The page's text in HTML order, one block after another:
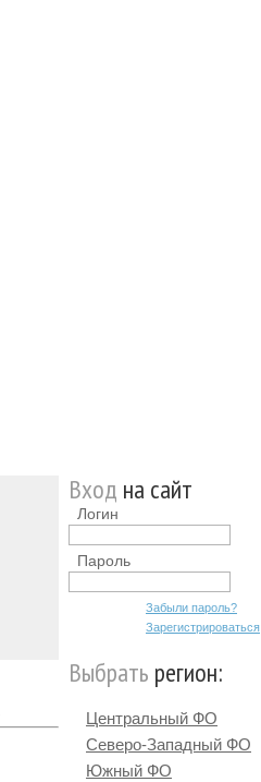
Вход на сайт
Логин
Пароль
Забыли пароль?
Зарегистрироваться
Выбрать регион:
Центральный ФО
Северо-Западный ФО
Южный ФО